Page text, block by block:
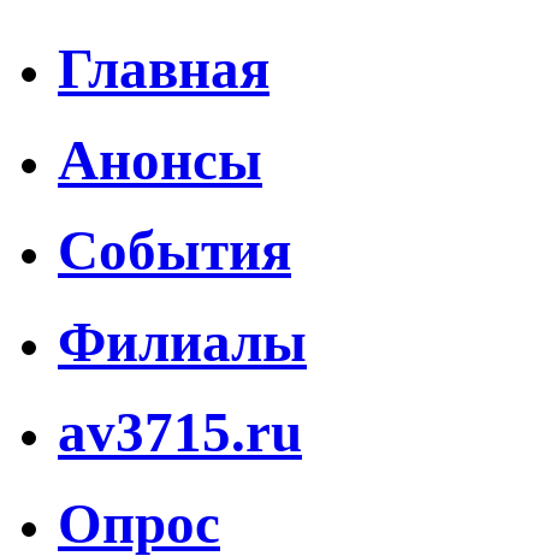
Главная
Анонсы
События
Филиалы
av3715.ru
Опрос